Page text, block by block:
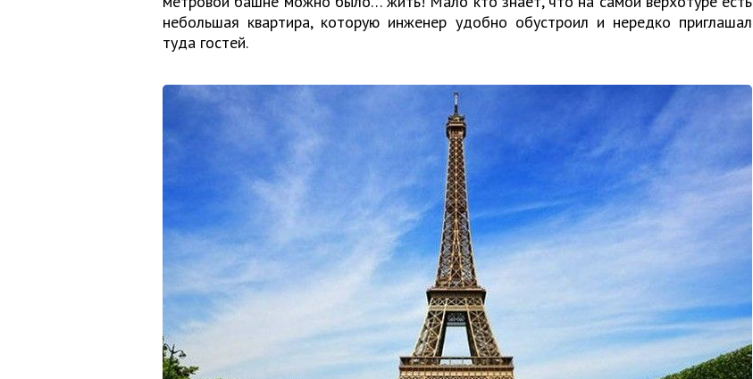
небольшая квартира, которую инженер удобно обустроил и нередко приглашал
туда гостей.